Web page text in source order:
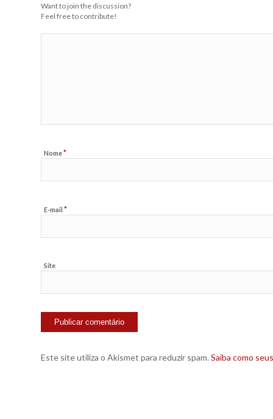
Want to join the discussion?
Feel free to contribute!
Nome*
E-mail *
Site
Este site utiliza o Akismet para reduzir spam. Saiba como